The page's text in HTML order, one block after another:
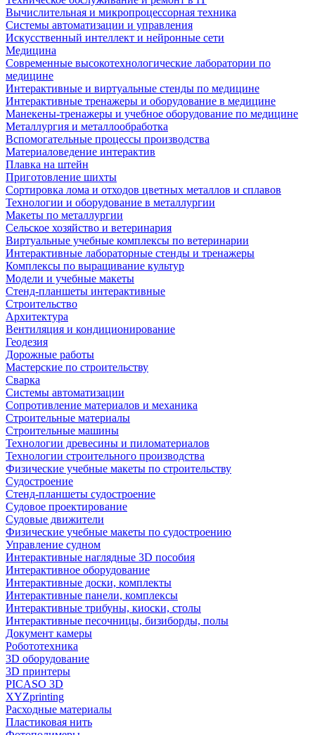
Вычислительная и микропроцессорная техника
Системы автоматизации и управления
Искусственный интеллект и нейронные сети
Медицина
Современные высокотехнологические лаборатории по
медицине
Интерактивные и виртуальные стенды по медицине
Интерактивные тренажеры и оборудование в медицине
Манекены-тренажеры и учебное оборудование по медицине
Металлургия и металлообработка
Вспомогательные процессы производства
Материаловедение интерактив
Плавка на штейн
Приготовление шихты
Сортировка лома и отходов цветных металлов и сплавов
Технологии и оборудование в металлургии
Макеты по металлургии
Сельское хозяйство и ветеринария
Виртуальные учебные комплексы по ветеринарии
Интерактивные лабораторные стенды и тренажеры
Комплексы по выращивание культур
Модели и учебные макеты
Стенд-планшеты интерактивные
Строительство
Архитектура
Вентиляция и кондиционирование
Геодезия
Дорожные работы
Мастерские по строительству
Сварка
Системы автоматизации
Сопротивление материалов и механика
Строительные материалы
Строительные машины
Технологии древесины и пиломатериалов
Технологии строительного производства
Физические учебные макеты по строительству
Судостроение
Стенд-планшеты судостроение
Судовое проектирование
Судовые движители
Физические учебные макеты по судостроению
Управление судном
Интерактивные наглядные 3D пособия
Интерактивное оборудование
Интерактивные доски, комплекты
Интерактивные панели, комплексы
Интерактивные трибуны, киоски, столы
Интерактивные песочницы, бизиборды, полы
Документ камеры
Робототехника
3D оборудование
3D принтеры
PICASO 3D
XYZprinting
Расходные материалы
Пластиковая нить